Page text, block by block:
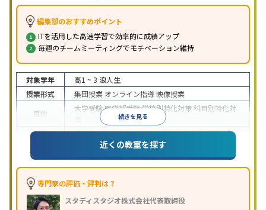
編集部のおすすめポイント
ITを活用した高速学習で効率的に成績アップ
毎週のチームミーティングでモチベーション維持
続きを見る
対象学年 高1 ~ 3 浪人生
授業形式
集団授業 オンライン指導映像授業
目的
大学受験医学部受験学校別特化対策科目別特化対
特待生・奨学金制度あり授業の振替可能学習に
PC・タブレットを利用1科目から受講可能
習のみの受講可
※2024年6月調査。大学受験塾・予備校のアンケート調査方法を参照
近くの教室を探す
専門家の評価・評判は？
スタディスタジオ株式会社代表取締役